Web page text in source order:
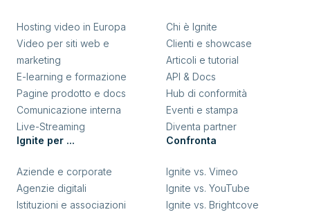
Hosting video in Europa
Video per siti web e
marketing
E-learning e formazione
Pagine prodotto e docs
Comunicazione interna
Live-Streaming
Ignite per ...
Aziende e corporate
Agenzie digitali
Istituzioni e associazioni
Chi è Ignite
Clienti e showcase
Articoli e tutorial
API & Docs
Hub di conformità
Eventi e stampa
Diventa partner
Confronta
Ignite vs. Vimeo
Ignite vs. YouTube
Ignite vs. Brightcove